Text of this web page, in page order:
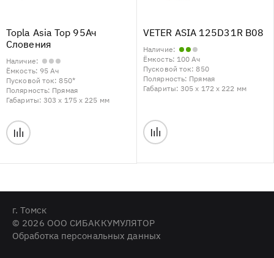
Topla Asia Top 95Ач
Словения
Наличие:
Ёмкость: 95 Ач
Пусковой ток:850*
Полярность: Прямая
Габариты: 303 x 175 x 225 мм
VETER ASIA 125D31R B08
Наличие:
Ёмкость: 100 Ач
Пусковой ток:850
Полярность: Прямая
Габариты: 305 x 172 x 222 мм
г. Томск
© 2026 ООО СИБАККУМУЛЯТОР
Обработка персональных данных